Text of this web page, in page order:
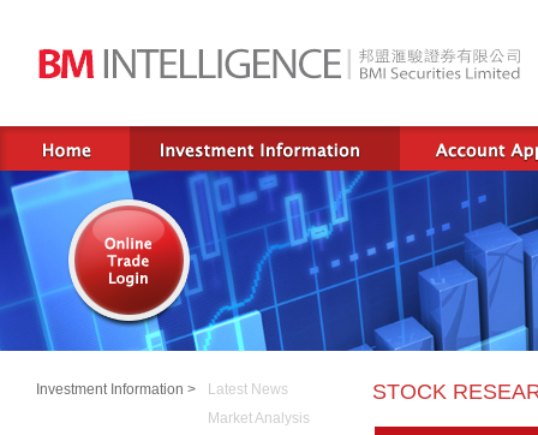
Investment Information >
Latest News
Market Analysis
STOCK